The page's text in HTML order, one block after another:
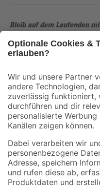
Bleib auf dem Laufenden
Der toom Newsletter: Keine
Folge uns
Zahlungsarten